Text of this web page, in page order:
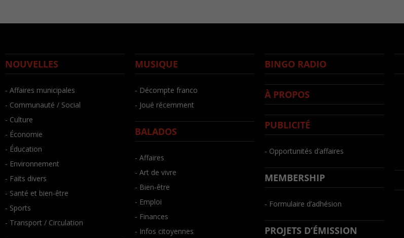
NOUVELLES
- Affaires municipales
- Communauté / Social
- Culture
- Économie
- Éducation
- Environnement
- Faits divers
- Santé et bien-être
- Sports
- Transport / Circulation
MUSIQUE
- Décompte franco
- Joué récemment
BALADOS
- Affaires
- Art de vivre
- Bien-être
- Emploi
- Finances
- Infos citoyennes
BINGO RADIO
À PROPOS
PUBLICITÉ
- Opportunités d’affaires
MEMBERSHIP
- Formulaire d’adhésion
PROJETS D’ÉMISSION